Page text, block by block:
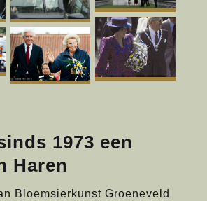
1973 een
Haren
Bloemsierkunst Groeneveld